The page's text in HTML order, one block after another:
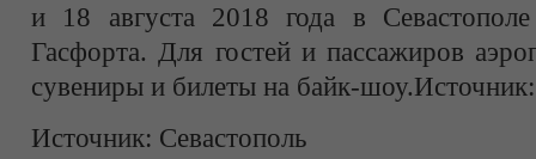
и 18 августа 2018 года в
Гасфорта. Для гостей и пассажиров
сувениры и билеты на байк-
Источник: Севастополь